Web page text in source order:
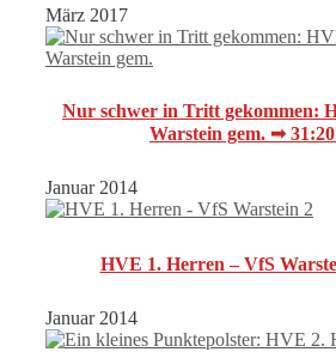
März 2017
Nur schwer in Tritt gekommen:
Warstein gem. ➟
Januar 2014
HVE 1. Herren – VfS
Januar 2014